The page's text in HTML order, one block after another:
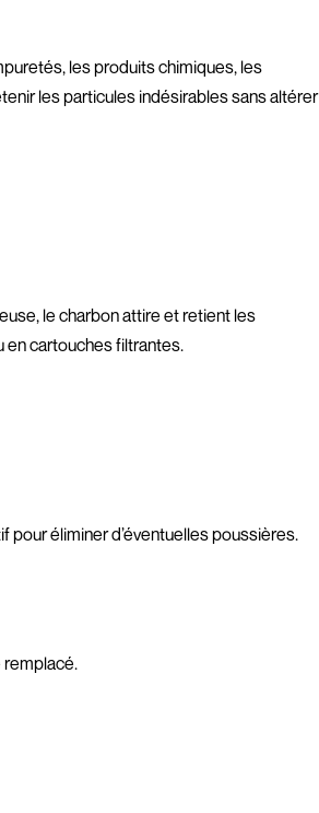
les produits chimiques, les
les particules indésirables sans altérer
le charbon attire et retient les
en cartouches filtrantes.
pour éliminer d’éventuelles poussières.
remplacé.